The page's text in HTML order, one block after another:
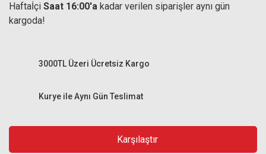
Haftaİçi Saat 16:00'a kadar verilen siparişler aynı gün
kargoda!
Kurye ile Aynı Gün Teslimat
3000TL Üzeri Ücretsiz Kargo
Karşılaştır